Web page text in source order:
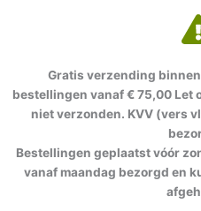
Gratis verzending
bestellingen vanaf € 75,00
niet verzonden. KVV (vers
Bestellingen geplaatst vóór
vanaf maandag bezorgd en